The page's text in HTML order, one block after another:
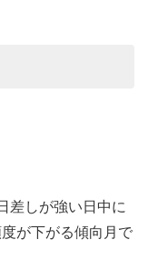
差しが強い日中に
が下がる傾向月で